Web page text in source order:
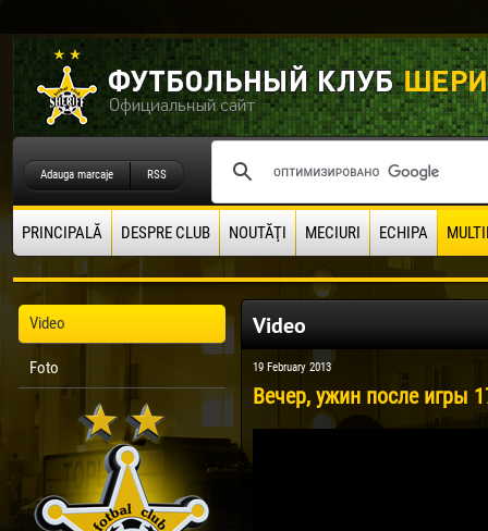
Adauga marcaje RSS
PRINCIPALĂ DESPRE CLUB NOUTĂŢI MECIURI ECHIPA
Video
Foto
Video
19 February 2013
Вечер, ужин после игры